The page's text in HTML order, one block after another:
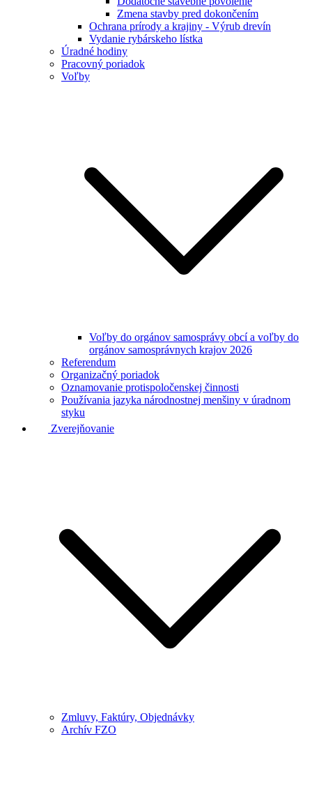
Zmena stavby pred dokončením
Ochrana prírody a krajiny - Výrub drevín
Vydanie rybárskeho lístka
Úradné hodiny
Pracovný poriadok
Voľby
Voľby do orgánov samosprávy obcí a voľby do
orgánov samosprávnych krajov 2026
Referendum
Organizačný poriadok
Oznamovanie protispoločenskej činnosti
Používania jazyka národnostnej menšiny v úradnom
styku
Zverejňovanie
Zmluvy, Faktúry, Objednávky
Archív FZO